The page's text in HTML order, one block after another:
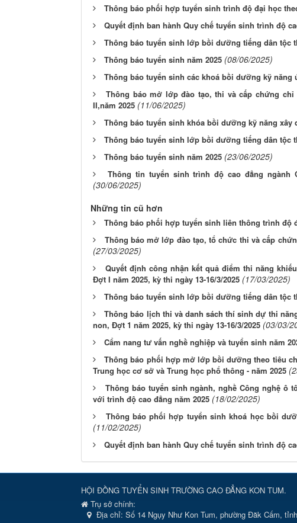
Thông báo phối hợp tuyển sinh trình độ đại học
Quyết định ban hành Quy chế tuyển sinh trình độ
Thông báo tuyển sinh lớp bồi dưỡng tiếng dân tộc
Thông báo tuyển sinh năm 2025 (08/06/2025)
Thông báo tuyển sinh các khoá bồi dưỡng kỹ năng
Thông báo mở lớp đào tạo, thi và cấp chứng
II,năm 2025 (11/06/2025)
Thông báo tuyển sinh khóa bồi dưỡng kỹ năng
Thông báo tuyển sinh lớp bồi dưỡng tiếng dân tộc
Thông báo tuyển sinh năm 2025 (23/06/2025)
Thông tin tuyển sinh trình độ cao đẳng ngành
(30/06/2025)
Những tin cũ hơn
Thông báo phối hợp tuyển sinh liên thông trình độ
Thông báo mở lớp đào tạo, tổ chức thi và cấp
(27/03/2025)
Quyết định công nhận kết quả điểm thi năng
Đợt I năm 2025, kỳ thi ngày 13-16/3/2025 (17/03/2025)
Thông báo tuyển sinh lớp bồi dưỡng tiếng dân tộc
Thông báo lịch thi và danh sách thí sinh dự thi
non, Đợt 1 năm 2025, kỳ thi ngày 13-16/3/2025 (03/03/
Cẩm nang tư vấn nghề nghiệp và tuyển sinh năm
Thông báo phối hợp mở lớp bồi dưỡng theo tiêu
Trung học cơ sở và Trung học phổ thông - năm 2025
Thông báo tuyển sinh ngành, nghề Công nghệ
với trình độ cao đẳng năm 2025 (18/02/2025)
Thông báo phối hợp tuyển sinh khoá học bồi
(11/02/2025)
Quyết định ban hành Quy chế tuyển sinh trình độ
HỘI ĐỒNG TUYỂN SINH TRƯỜNG CAO ĐẲNG KON TUM.
Trụ sở chính:
Địa chỉ: Số 14 Ngụy Như Kon Tum, phường Đăk Cấm,